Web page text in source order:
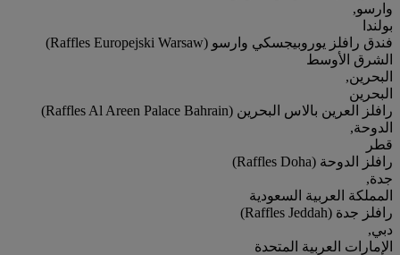
وارسو,
بولندا
فندق رافلز يوروبيجسكي وارسو (Raffles Europejski Warsaw)
الشرق الأوسط
البحرين,
البحرين
رافلز العرين بالاس البحرين (Raffles Al Areen Palace Bahrain)
الدوحة,
قطر
رافلز الدوحة (Raffles Doha)
جدة,
المملكة العربية السعودية
رافلز جدة (Raffles Jeddah)
دبي,
الإمارات العربية المتحدة